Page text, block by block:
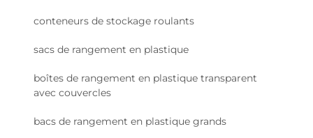
conteneurs de stockage roulants
sacs de rangement en plastique
boîtes de rangement en plastique transparent
avec couvercles
bacs de rangement en plastique grands